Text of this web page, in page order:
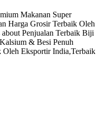
Makanan Super
Harga Grosir Terbaik Oleh
Penjualan Terbaik Biji
& Besi Penuh
Oleh Eksportir India,Terbaik